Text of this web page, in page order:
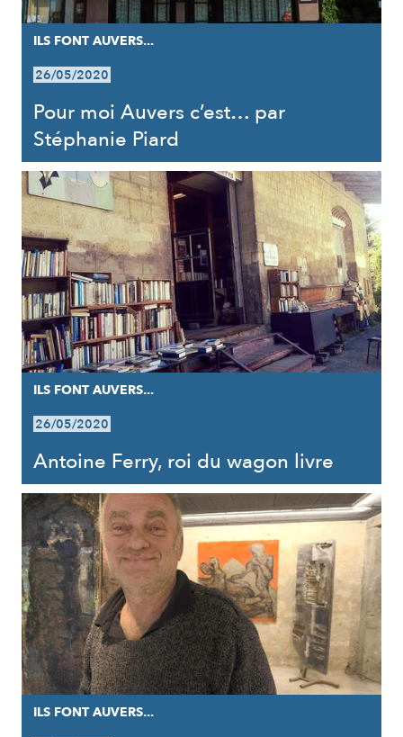
ILS FONT AUVERS...
26/05/2020
Pour moi Auvers c’est… par
Stéphanie Piard
ILS FONT AUVERS...
26/05/2020
Antoine Ferry, roi du wagon livre
ILS FONT AUVERS...